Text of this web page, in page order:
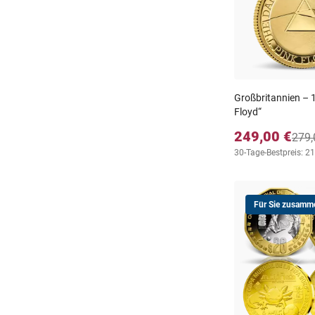
Großbritannien –
Floyd“
249,00 €
30-Tage-Bestpreis:
Für Sie